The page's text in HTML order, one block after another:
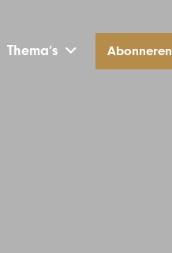
Thema’s Abonneren